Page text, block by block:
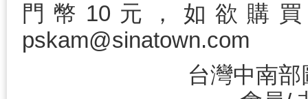
門幣10元，如欲購
pskam@sinatown.com
台灣中南